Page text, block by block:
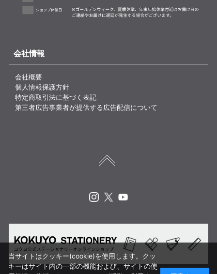
会社情報
会社概要
個人情報保護方針
特定商取引法に基づく表記
第三者広告事業者が提供する広告配信について
当サイトはクッキー(cookie)を使用します。クッ
キーはサイト内の一部の機能および、サイトの使